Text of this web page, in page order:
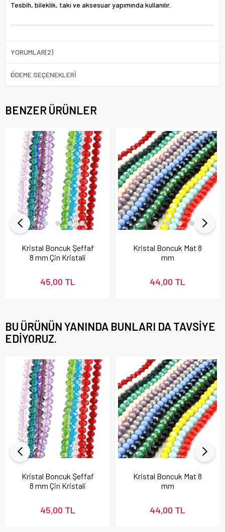
Tesbih, bileklik, takı ve aksesuar yapımında kullanılır.
YORUMLAR(2)
ÖDEME SEÇENEKLERI
BENZER ÜRÜNLER
Kristal Boncuk Şeffaf
8 mm Çin Kristali
45,00 TL
Kristal Boncuk Mat 8
mm
44,00 TL
BU ÜRÜNÜN YANINDA BUNLARI DA TAVSIYE
EDIYORUZ.
Kristal Boncuk Şeffaf
8 mm Çin Kristali
45,00 TL
Kristal Boncuk Mat 8
mm
44,00 TL